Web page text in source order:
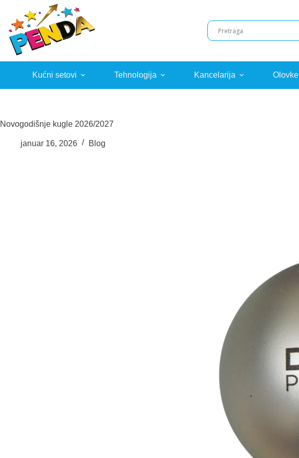
content
Kućni setovi Tehnologija Kancelarija Olovke
Novogodišnje kugle 2026/2027
januar 16, 2026 Blog